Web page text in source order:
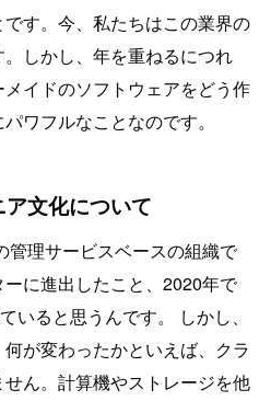
す。今、私たちはこの業界の
しかし、年を重ねるにつれ
イドのソフトウェアをどう作
ワフルなことなのです。
文化について
管理サービスベースの組織で
に進出したこと、2020年で
いると思うんです。 しかし、
が変わったかといえば、クラ
ん。計算機やストレージを他